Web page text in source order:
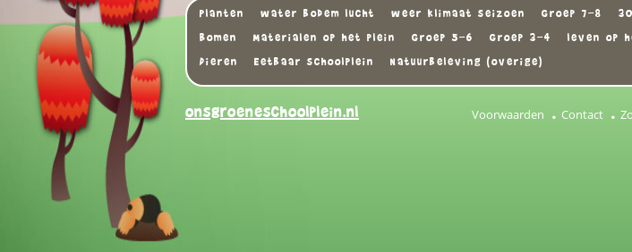
Planten water bodem lucht weer klimaat seizoen Groep 7-8
Bomen
Materialen op het plein Groep 5-6 Groep 3-4 leven op
Dieren
Eetbaar schoolplein Natuurbeleving (overige)
onsgroeneschoolplein.nl Voorwaarden Contact